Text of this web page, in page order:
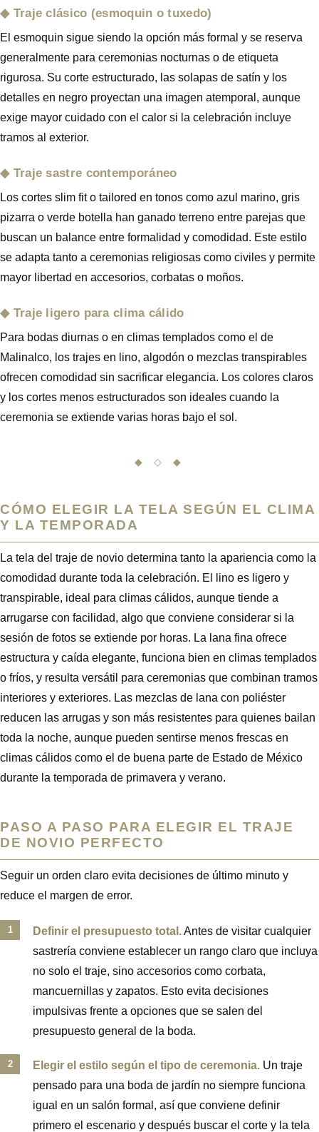
Traje clásico (esmoquin o tuxedo)
El esmoquin sigue siendo la opción más formal y se reserva
generalmente para ceremonias nocturnas o de etiqueta
rigurosa. Su corte estructurado, las solapas de satín y los
detalles en negro proyectan una imagen atemporal, aunque
exige mayor cuidado con el calor si la celebración incluye
tramos al exterior.
Traje sastre contemporáneo
Los cortes slim fit o tailored en tonos como azul marino, gris
pizarra o verde botella han ganado terreno entre parejas que
buscan un balance entre formalidad y comodidad. Este estilo
se adapta tanto a ceremonias religiosas como civiles y permite
mayor libertad en accesorios, corbatas o moños.
Traje ligero para clima cálido
Para bodas diurnas o en climas templados como el de
Malinalco, los trajes en lino, algodón o mezclas transpirables
ofrecen comodidad sin sacrificar elegancia. Los colores claros
y los cortes menos estructurados son ideales cuando la
ceremonia se extiende varias horas bajo el sol.
◆ ◇ ◆
CÓMO ELEGIR LA TELA SEGÚN EL CLIMA
Y LA TEMPORADA
La tela del traje de novio determina tanto la apariencia como la
comodidad durante toda la celebración. El lino es ligero y
transpirable, ideal para climas cálidos, aunque tiende a
arrugarse con facilidad, algo que conviene considerar si la
sesión de fotos se extiende por horas. La lana fina ofrece
estructura y caída elegante, funciona bien en climas templados
o fríos, y resulta versátil para ceremonias que combinan tramos
interiores y exteriores. Las mezclas de lana con poliéster
reducen las arrugas y son más resistentes para quienes bailan
toda la noche, aunque pueden sentirse menos frescas en
climas cálidos como el de buena parte de Estado de México
durante la temporada de primavera y verano.
PASO A PASO PARA ELEGIR EL TRAJE
DE NOVIO PERFECTO
Seguir un orden claro evita decisiones de último minuto y
reduce el margen de error.
Definir el presupuesto total.Antes de visitar cualquier
sastrería conviene establecer un rango claro que incluya
no solo el traje, sino accesorios como corbata,
mancuernillas y zapatos. Esto evita decisiones
impulsivas frente a opciones que se salen del
presupuesto general de la boda.
Elegir el estilo según el tipo de ceremonia. Un traje
pensado para una boda de jardín no siempre funciona
igual en un salón formal, así que conviene definir
primero el escenario y después buscar el corte y la tela